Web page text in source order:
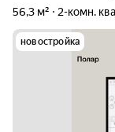
56,3 м²
2-комн.
новостройка